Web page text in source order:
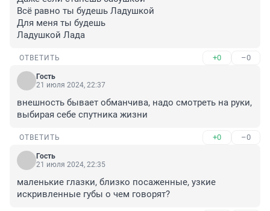
Всё равно ты будешь Ладушкой
Для меня ты будешь
Ладушкой Лада
ОТВЕТИТЬ +0 –0
Гость
21 июля 2024, 22:37
внешность бывает обманчива, надо смотреть на руки,
выбирая себе спутника жизни
ОТВЕТИТЬ +0 –0
Гость
21 июля 2024, 22:35
маленькие глазки, близко посаженные, узкие
искривленные губы о чем говорят?